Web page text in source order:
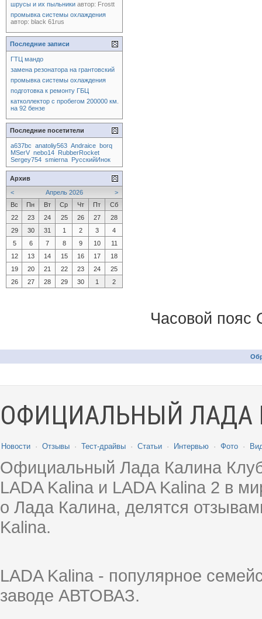
шрусы и их пыльники автор: Frostt
промывка системы охлаждения
автор: black 61rus
Последние записи
ГТЦ мандо
замена резонатора на грантовский
промывка системы охлаждения
подготовка к ремонту ГБЦ
катколлектор с пробегом 200000 км.
на 92 бензе
Последние посетители
a637bc anatoliy563 Andraice borq
MSerV nebo14 RubberRocket
Sergey754 smierna РусскийИнок
Архив
<
>
Апрель 2026
Вс
Пн Вт Ср Чт Пт
Сб
22
23 24 25 26 27
28
29
30 31 1 2 3
4
5
6 7 8 9 10
11
12
13 14 15 16 17
18
19
20 21 22 23 24
25
26
27 28 29 30 1 2
Часовой пояс
ОФИЦИАЛЬНЫЙ ЛАДА
Новости · Отзывы · Тест-драйвы · Статьи · Интервью · Фото ·
Официальный Лада Калина
LADA Kalina и LADA Kalina 2 в
о Лада Калина, делятся
Kalina.
LADA Kalina - популярное
заводе АВТОВАЗ.